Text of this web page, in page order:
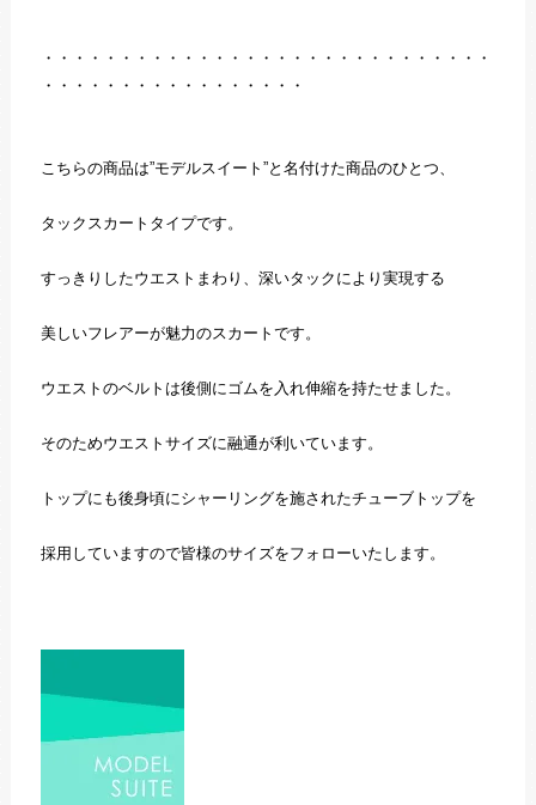
・・・・・・・・・・・・・・・・・・・・・・・・・・・・・
・・・・・・・・・・・・・・・・・
こちらの商品は”モデルスイート”と名付けた商品のひとつ、
タックスカートタイプです。
すっきりしたウエストまわり、深いタックにより実現する
美しいフレアーが魅力のスカートです。
ウエストのベルトは後側にゴムを入れ伸縮を持たせました。
そのためウエストサイズに融通が利いています。
トップにも後身頃にシャーリングを施されたチューブトップを
採用していますので皆様のサイズをフォローいたします。